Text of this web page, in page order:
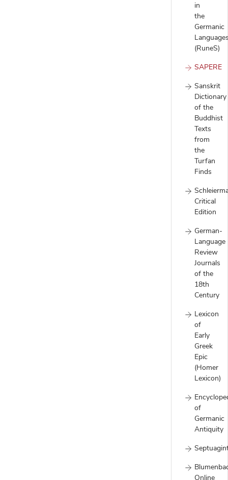
in
the
Germanic
(RuneS)
SAPERE
Sanskrit
Dictionary
of the
Buddhist
Texts
from
the
Turfan
Finds
Critical
Edition
German-
Language
Review
Journals
of the
18th
Century
Lexicon
of
Early
Greek
Epic
(Homer
Lexicon)
of
Germanic
Antiquity
Online